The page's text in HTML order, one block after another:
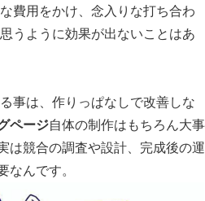
費用をかけ、念入りな打ち合わ
うように効果が出ないことはあ
事は、作りっぱなしで改善しな
ページ自体の制作はもちろん大事
は競合の調査や設計、完成後の運
なんです。